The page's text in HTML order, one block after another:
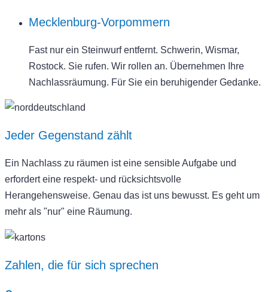
Mecklenburg-Vorpommern
Fast nur ein Steinwurf entfernt. Schwerin, Wismar,
Rostock. Sie rufen. Wir rollen an. Übernehmen Ihre
Nachlassräumung. Für Sie ein beruhigender Gedanke.
Jeder Gegenstand zählt
Ein Nachlass zu räumen ist eine sensible Aufgabe und
erfordert eine respekt- und rücksichtsvolle
Herangehensweise. Genau das ist uns bewusst. Es geht um
mehr als "nur" eine Räumung.
Zahlen, die für sich sprechen